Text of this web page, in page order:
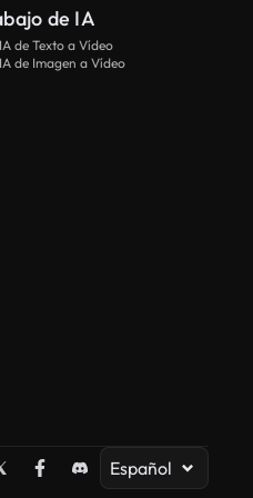
de IA
de Texto a Vídeo
de Imagen a Vídeo
Español